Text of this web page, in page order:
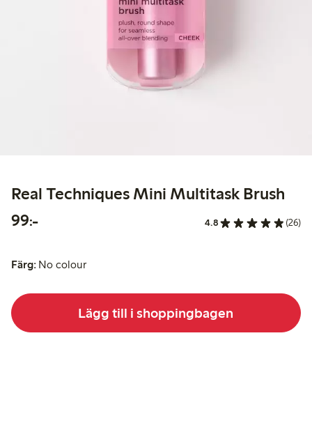
Real Techniques Mini Multitask Brush
99:-99,00 kr 4.8 (26)
Färg: No colour
Lägg till i shoppingbagen